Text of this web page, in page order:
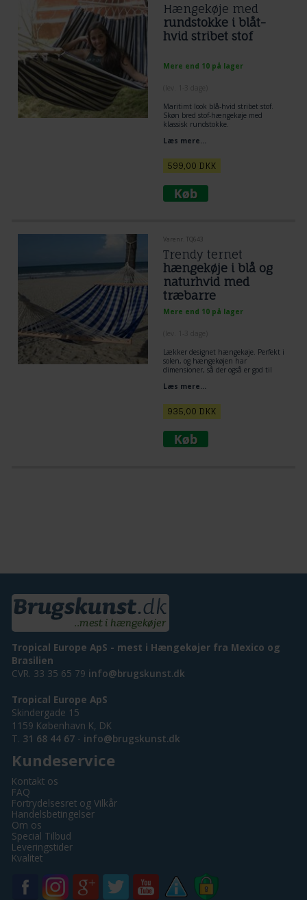
Hængekøje med
rundstokke i blåt-
hvid stribet stof
Mere end 10 på lager
Maritimt look blå-hvid stribet stof.
Skøn bred stof-hængekøje med
klassisk rundstokke.
Læs mere...
599,00 DKK
Varenr. TQ643
Trendy ternet
hængekøje i blå og
naturhvid med
træbarre
Mere end 10 på lager
Lækker designet hængekøje. Perfekt i
solen, og hængekøjen har
dimensioner, så der også er god til
Hængekøje i Trendy ternet stof med
Hængekøjen er udstrakte på
træbarre.
Læs mere...
935,00 DKK
Tropical Europe ApS - mest i Hængekøjer fra Mexico og
Brasilien
CVR. 33 35 65 79 info@brugskunst.dk
Tropical Europe ApS
Skindergade 15
1159 København K, DK
T. 31 68 44 67 - info@brugskunst.dk
Kundeservice
Kontakt os
FAQ
Fortrydelsesret og Vilkår
Handelsbetingelser
Om os
Special Tilbud
Leveringstider
Kvalitet